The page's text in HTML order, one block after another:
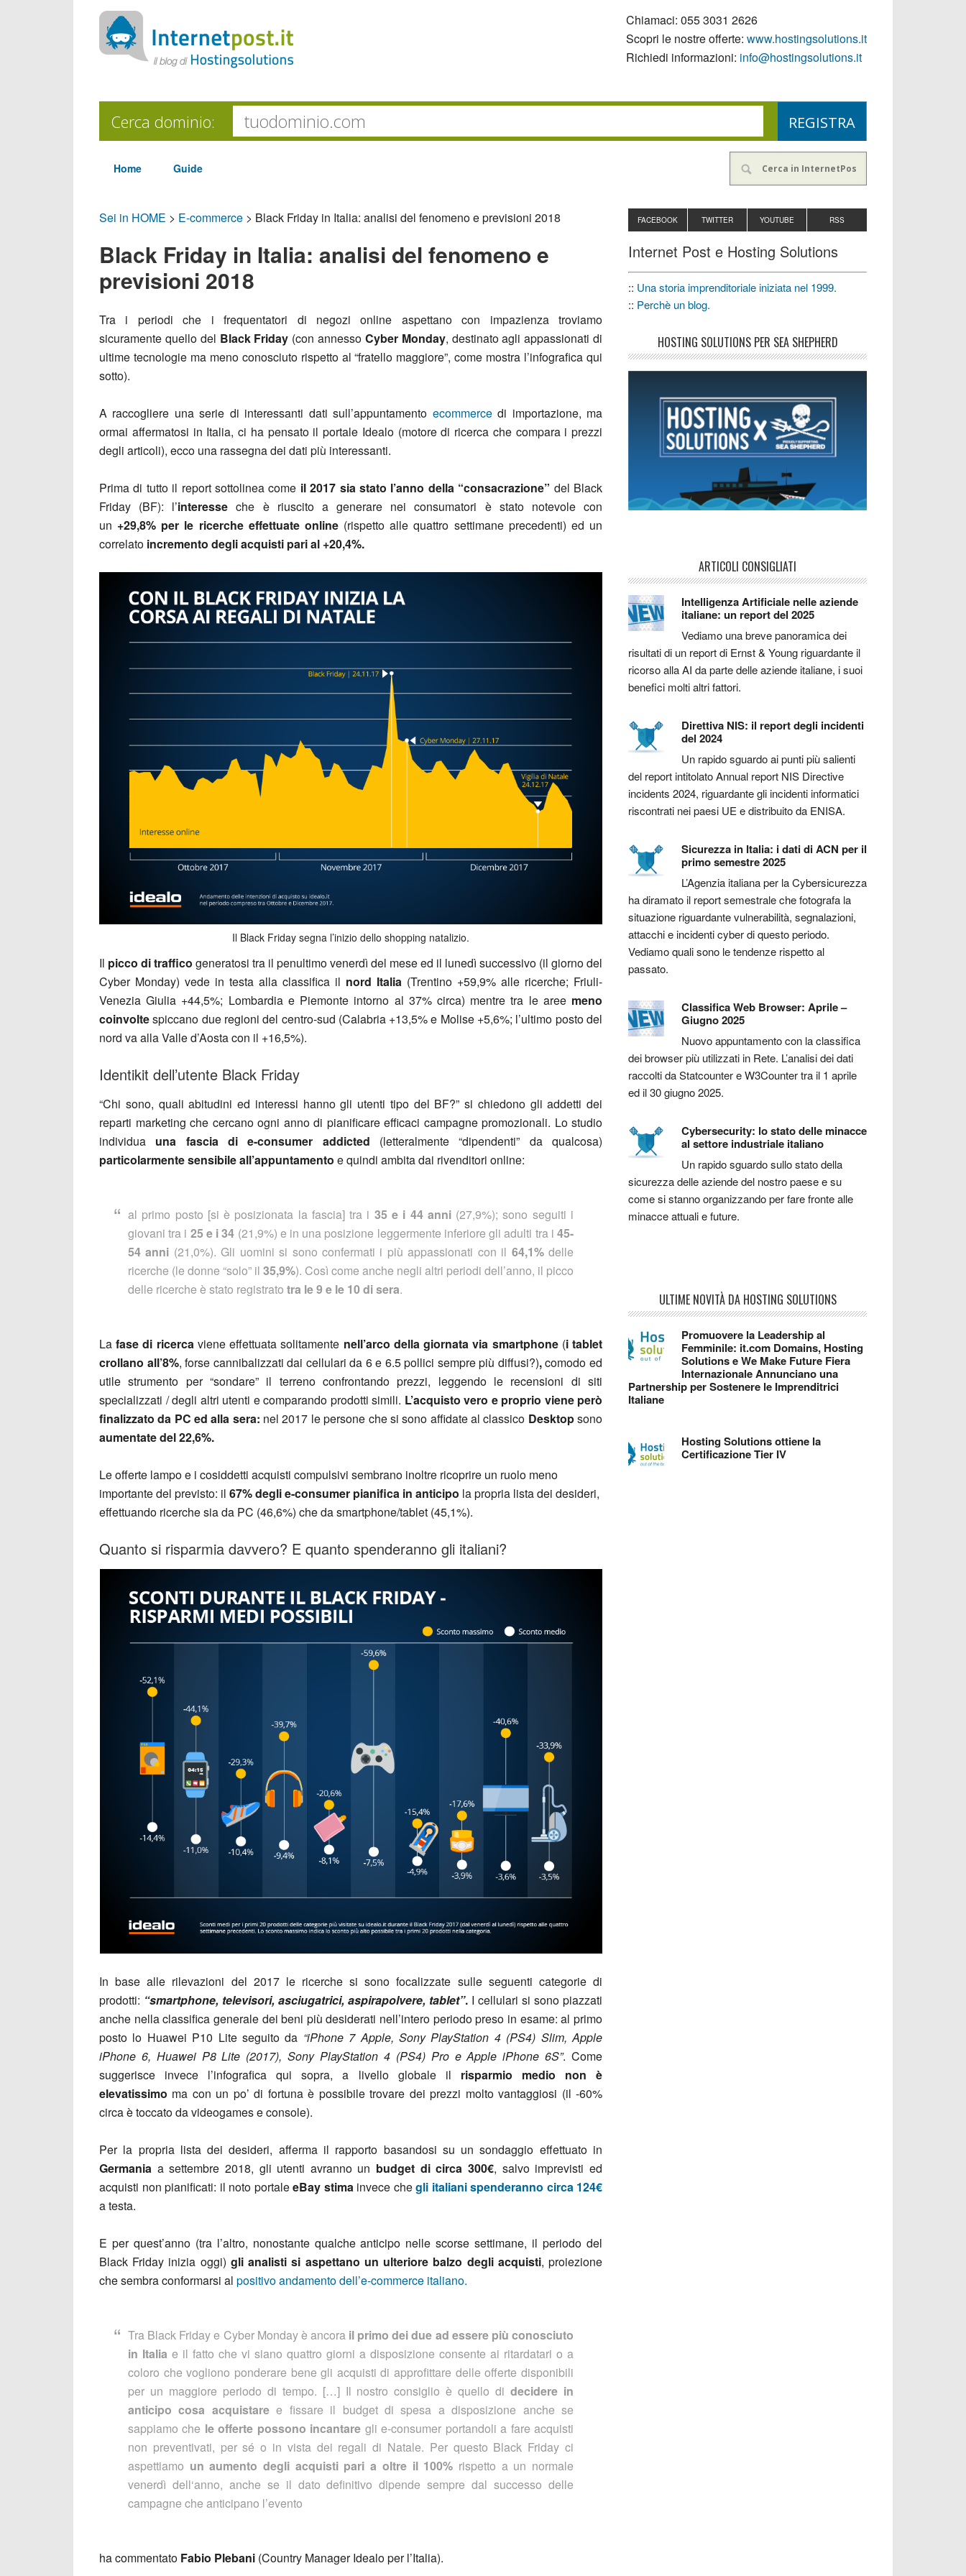
Chiamaci: 055 3031 2626
Scopri le nostre offerte: www.hostingsolutions.it
Richiedi informazioni: info@hostingsolutions.it
Cerca dominio:
Home Guide
Sei in HOME > E-commerce > Black Friday in Italia: analisi del fenomeno e previsioni 2018
Black Friday in Italia: analisi del fenomeno e
previsioni 2018
Tra i periodi che i frequentatori di negozi online aspettano con impazienza troviamo
sicuramente quello del Black Friday (con annesso Cyber Monday, destinato agli appassionati di
ultime tecnologie ma meno conosciuto rispetto al “fratello maggiore”, come mostra l’infografica qui
sotto).
A raccogliere una serie di interessanti dati sull’appuntamento ecommercedi importazione, ma
ormai affermatosi in Italia, ci ha pensato il portale Idealo (motore di ricerca che compara i prezzi
degli articoli), ecco una rassegna dei dati più interessanti.
Prima di tutto il report sottolinea come il 2017 sia stato l’anno della “consacrazione” del Black
Friday (BF): l’interesse che è riuscito a generare nei consumatori è stato notevole con
un +29,8% per le ricerche effettuate online(rispetto alle quattro settimane precedenti) ed un
correlato incremento degli acquisti pari al +20,4%.
Il Black Friday segna l’inizio dello shopping natalizio.
Il picco di traffico generatosi tra il penultimo venerdì del mese ed il lunedì successivo (il giorno del
Cyber Monday) vede in testa alla classifica il nord Italia (Trentino +59,9% alle ricerche; Friuli-
Venezia Giulia +44,5%; Lombardia e Piemonte intorno al 37% circa) mentre tra le aree meno
coinvoltespiccano due regioni del centro-sud (Calabria +13,5% e Molise +5,6%; l’ultimo posto del
nord va alla Valle d’Aosta con il +16,5%).
Identikit dell’utente Black Friday
“Chi sono, quali abitudini ed interessi hanno gli utenti tipo del BF?” si chiedono gli addetti dei
reparti marketing che cercano ogni anno di pianificare efficaci campagne promozionali. Lo studio
individua una fascia di e-consumer addicted (letteralmente “dipendenti” da qualcosa)
particolarmente sensibile all’appuntamento e quindi ambita dai rivenditori online:
al primo posto [si è posizionata la fascia] tra i 35 e i 44 anni(27,9%); sono seguiti i
giovani tra i 25 e i 34 (21,9%) e in una posizione leggermente inferiore gli adulti tra i45-
54 anni (21,0%). Gli uomini si sono confermati i più appassionati con il 64,1%delle
ricerche (le donne “solo” il 35,9%). Così come anche negli altri periodi dell’anno, il picco
delle ricerche è stato registrato tra le 9 e le 10 di sera.
La fase di ricercaviene effettuata solitamente nell’arco della giornata via smartphone (i tablet
crollano all’8%, forse cannibalizzati dai cellulari da 6 e 6.5 pollici sempre più diffusi?),comodo ed
utile strumento per “sondare” il terreno confrontando prezzi, leggendo le recensioni di siti
specializzati / degli altri utenti e comparando prodotti simili. L’acquisto vero e proprio viene però
finalizzato da PC ed alla sera: nel 2017 le persone che si sono affidate al classico Desktopsono
aumentate del 22,6%.
Le offerte lampo e i cosiddetti acquisti compulsivi sembrano inoltre ricoprire un ruolo meno
importante del previsto: il 67% degli e-consumer pianifica in anticipo la propria lista dei desideri,
effettuando ricerche sia da PC (46,6%) che da smartphone/tablet (45,1%).
Quanto si risparmia davvero? E quanto spenderanno gli italiani?
In base alle rilevazioni del 2017 le ricerche si sono focalizzate sulle seguenti categorie di
prodotti: “smartphone, televisori, asciugatrici, aspirapolvere, tablet”. I cellulari si sono piazzati
anche nella classifica generale dei beni più desiderati nell’intero periodo preso in esame: al primo
posto lo Huawei P10 Lite seguito da “iPhone 7 Apple, Sony PlayStation 4 (PS4) Slim, Apple
iPhone 6, Huawei P8 Lite (2017), Sony PlayStation 4 (PS4) Pro e Apple iPhone 6S”. Come
suggerisce invece l’infografica qui sopra, a livello globale il risparmio medio non è
elevatissimo ma con un po’ di fortuna è possibile trovare dei prezzi molto vantaggiosi (il -60%
circa è toccato da videogames e console).
Per la propria lista dei desideri, afferma il rapporto basandosi su un sondaggio effettuato in
Germania a settembre 2018, gli utenti avranno un budget di circa 300€, salvo imprevisti ed
acquisti non pianificati: il noto portaleeBay stimainvece chegli italiani spenderanno circa 124€
a testa.
E per quest’anno (tra l’altro, nonostante qualche anticipo nelle scorse settimane, il periodo del
Black Friday inizia oggi) gli analisti si aspettano un ulteriore balzo degli acquisti, proiezione
che sembra conformarsi al positivo andamento dell’e-commerce italiano.
Tra Black Friday e Cyber Monday è ancorail primo dei due ad essere più conosciuto
in Italia e il fatto che vi siano quattro giorni a disposizione consente ai ritardatari o a
coloro che vogliono ponderare bene gli acquisti di approfittare delle offerte disponibili
per un maggiore periodo di tempo. […] Il nostro consiglio è quello didecidere in
anticipo cosa acquistaree fissare il budget di spesa a disposizione anche se
sappiamo che le offerte possono incantare gli e-consumer portandoli a fare acquisti
non preventivati, per sé o in vista dei regali di Natale. Per questo Black Friday ci
aspettiamo un aumento degli acquisti pari a oltre il 100% rispetto a un normale
venerdì dell‘anno, anche se il dato definitivo dipende sempre dal successo delle
campagne che anticipano l’evento
ha commentato Fabio Plebani (Country Manager Idealo per l’Italia).
FACEBOOK TWITTER YOUTUBE RSS
Internet Post e Hosting Solutions
:: Una storia imprenditoriale iniziata nel 1999.
:: Perchè un blog.
HOSTING SOLUTIONS PER SEA SHEPHERD
ARTICOLI CONSIGLIATI
Intelligenza Artificiale nelle aziende
italiane: un report del 2025
Vediamo una breve panoramica dei
risultati di un report di Ernst & Young riguardante il
ricorso alla AI da parte delle aziende italiane, i suoi
benefici molti altri fattori.
Direttiva NIS: il report degli incidenti
del 2024
Un rapido sguardo ai punti più salienti
del report intitolato Annual report NIS Directive
incidents 2024, riguardante gli incidenti informatici
riscontrati nei paesi UE e distribuito da ENISA.
Sicurezza in Italia: i dati di ACN per il
primo semestre 2025
L’Agenzia italiana per la Cybersicurezza
ha diramato il report semestrale che fotografa la
situazione riguardante vulnerabilità, segnalazioni,
attacchi e incidenti cyber di questo periodo.
Vediamo quali sono le tendenze rispetto al
passato.
Classifica Web Browser: Aprile –
Giugno 2025
Nuovo appuntamento con la classifica
dei browser più utilizzati in Rete. L’analisi dei dati
raccolti da Statcounter e W3Counter tra il 1 aprile
ed il 30 giugno 2025.
Cybersecurity: lo stato delle minacce
al settore industriale italiano
Un rapido sguardo sullo stato della
sicurezza delle aziende del nostro paese e su
come si stanno organizzando per fare fronte alle
minacce attuali e future.
ULTIME NOVITÀ DA HOSTING SOLUTIONS
Promuovere la Leadership al
Femminile: it.com Domains, Hosting
Solutions e We Make Future Fiera
Internazionale Annunciano una
Partnership per Sostenere le Imprenditrici
Italiane
Hosting Solutions ottiene la
Certificazione Tier IV